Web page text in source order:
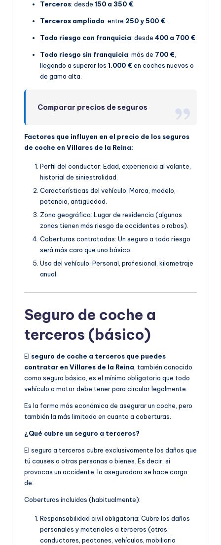
Terceros: desde 150 a 350 €
Terceros ampliado: entre 250 y 500 €
Todo riesgo con franquicia: desde 400 a 700 €
Todo riesgo sin franquicia: más de 700 €
llegando a superar los 1.000 € en coches nuevos o
de gama alta.
Comparar precios de seguros
Factores que influyen en el precio de los seguros
de coche en Villares de la Reina:
Perfil del conductor: Edad, experiencia al volante,
historial de siniestralidad.
Características del vehículo: Marca, modelo,
potencia, antigüedad.
Zona geográfica: Lugar de residencia (algunas
zonas tienen más riesgo de accidentes o robos).
Coberturas contratadas: Un seguro a todo riesgo
será más caro que uno básico.
Uso del vehículo: Personal, profesional, kilometraje
anual.
Seguro de coche a
terceros (básico)
El seguro de coche a terceros que puedes
contratar en Villares de la Reina, también conocido
como seguro básico, es el mínimo obligatorio que todo
vehículo a motor debe tener para circular legalmente.
Es la forma más económica de asegurar un coche, pero
también la más limitada en cuanto a coberturas.
¿Qué cubre un seguro a terceros?
El seguro a terceros cubre exclusivamente los daños que
tú causes a otras personas o bienes. Es decir, si
provocas un accidente, la aseguradora se hace cargo
de:
Coberturas incluidas (habitualmente):
Responsabilidad civil obligatoria: Cubre los daños
personales y materiales a terceros (otros
conductores, peatones, vehículos, mobiliario